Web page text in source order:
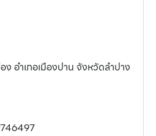
อำเภอเมืองปาน จังหวัดลำปาง